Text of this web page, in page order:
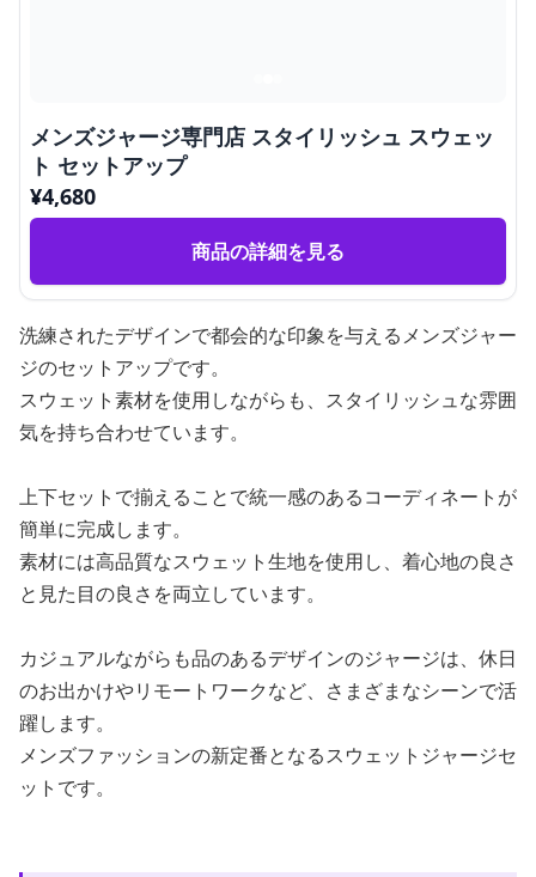
メンズジャージ専門店 スタイリッシュ スウェッ
ト セットアップ
¥4,680
商品の詳細を見る
洗練されたデザインで都会的な印象を与えるメンズジャー
ジのセットアップです。
スウェット素材を使用しながらも、スタイリッシュな雰囲
気を持ち合わせています。
上下セットで揃えることで統一感のあるコーディネートが
簡単に完成します。
素材には高品質なスウェット生地を使用し、着心地の良さ
と見た目の良さを両立しています。
カジュアルながらも品のあるデザインのジャージは、休日
のお出かけやリモートワークなど、さまざまなシーンで活
躍します。
メンズファッションの新定番となるスウェットジャージセ
ットです。